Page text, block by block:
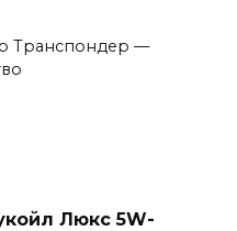
Транспондер —
Люкс 5W-